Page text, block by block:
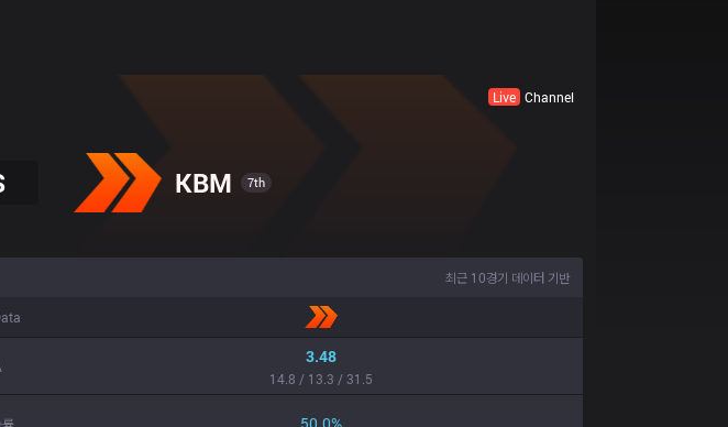
Live Channel
KBM 7th
최근 10경기 데이터 기반
3.48
14.8 / 13.3 / 31.5
50.0%